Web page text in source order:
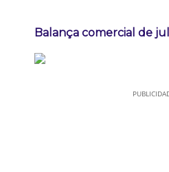
Balança comercial de